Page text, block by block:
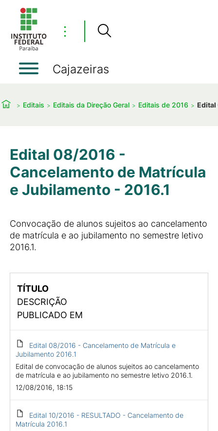
⋮
Cajazeiras
Editais Editais da Direção Geral Editais de 2016 Edital
Edital 08/2016 -
Cancelamento de Matrícula
e Jubilamento - 2016.1
Convocação de alunos sujeitos ao cancelamento
de matrícula e ao jubilamento no semestre letivo
2016.1.
TÍTULO
DESCRIÇÃO
PUBLICADO EM
Edital 08/2016 - Cancelamento de Matrícula e
Jubilamento 2016.1
Edital de convocação de alunos sujeitos ao cancelamento
de matrícula e ao jubilamento no semestre letivo 2016.1.
12/08/2016, 18:15
Edital 10/2016 - RESULTADO - Cancelamento de
Matrícula 2016.1